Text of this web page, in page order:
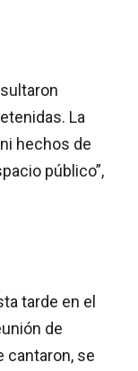
La
hechos de
público”,
tarde en el
de
cantaron, se